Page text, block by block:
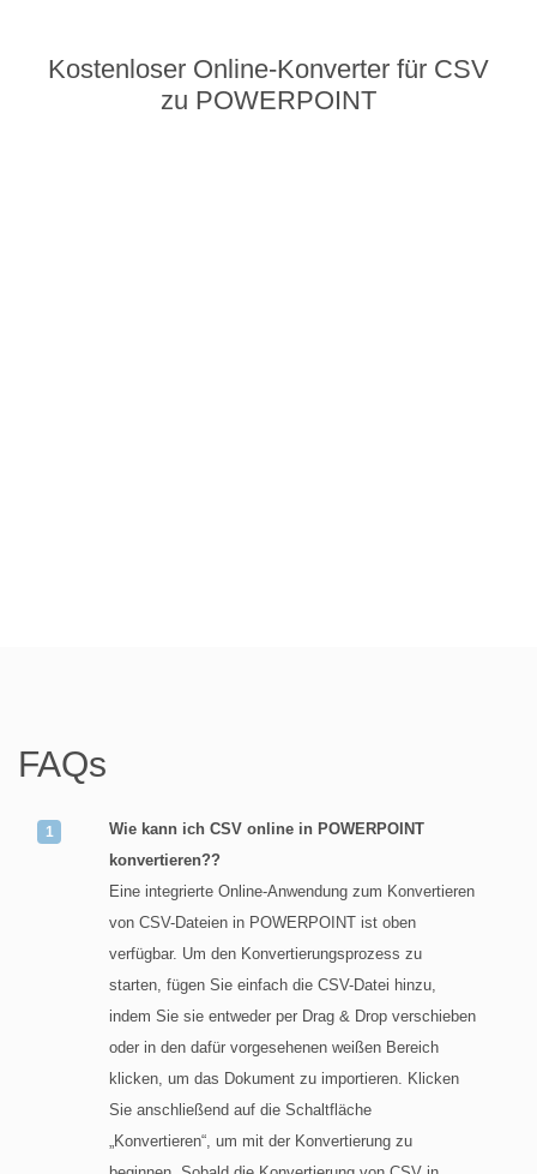
Kostenloser Online-Konverter für CSV
zu POWERPOINT
FAQs
Wie kann ich CSV online in POWERPOINT
konvertieren??
Eine integrierte Online-Anwendung zum Konvertieren
von CSV-Dateien in POWERPOINT ist oben
verfügbar. Um den Konvertierungsprozess zu
starten, fügen Sie einfach die CSV-Datei hinzu,
indem Sie sie entweder per Drag & Drop verschieben
oder in den dafür vorgesehenen weißen Bereich
klicken, um das Dokument zu importieren. Klicken
Sie anschließend auf die Schaltfläche
„Konvertieren“, um mit der Konvertierung zu